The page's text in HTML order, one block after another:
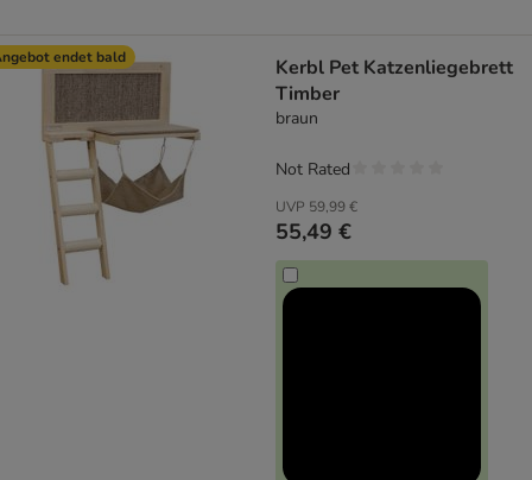
endet bald
Kerbl Pet Katzenliegebrett
Timber
braun
UVP 59,99 €
55,49 €
Not Rated